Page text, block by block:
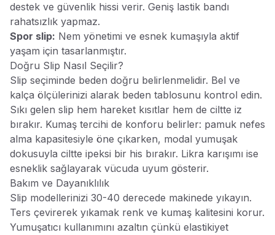
destek ve güvenlik hissi verir. Geniş lastik bandı
rahatsızlık yapmaz.
Spor slip: Nem yönetimi ve esnek kumaşıyla aktif
yaşam için tasarlanmıştır.
Doğru Slip Nasıl Seçilir?
Slip seçiminde beden doğru belirlenmelidir. Bel ve
kalça ölçülerinizi alarak beden tablosunu kontrol edin.
Sıkı gelen slip hem hareket kısıtlar hem de ciltte iz
bırakır. Kumaş tercihi de konforu belirler: pamuk nefes
alma kapasitesiyle öne çıkarken, modal yumuşak
dokusuyla ciltte ipeksi bir his bırakır. Likra karışımı ise
esneklik sağlayarak vücuda uyum gösterir.
Bakım ve Dayanıklılık
Slip modellerinizi 30-40 derecede makinede yıkayın.
Ters çevirerek yıkamak renk ve kumaş kalitesini korur.
Yumuşatıcı kullanımını azaltın çünkü elastikiyet